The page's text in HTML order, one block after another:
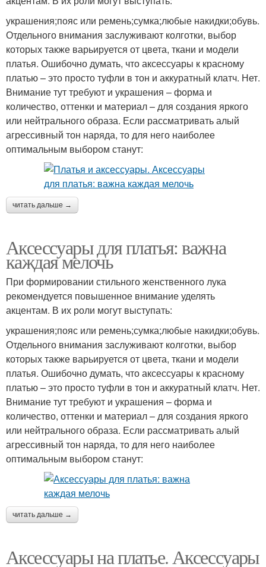
украшения;пояс или ремень;сумка;любые накидки;обувь.
Отдельного внимания заслуживают колготки, выбор
которых также варьируется от цвета, ткани и модели
платья. Ошибочно думать, что аксессуары к красному
платью – это просто туфли в тон и аккуратный клатч. Нет.
Внимание тут требуют и украшения – форма и
количество, оттенки и материал – для создания яркого
или нейтрального образа. Если рассматривать алый
агрессивный тон наряда, то для него наиболее
оптимальным выбором станут:
читать дальше →
Аксессуары для платья: важна
каждая мелочь
При формировании стильного женственного лука
рекомендуется повышенное внимание уделять
акцентам. В их роли могут выступать:
украшения;пояс или ремень;сумка;любые накидки;обувь.
Отдельного внимания заслуживают колготки, выбор
которых также варьируется от цвета, ткани и модели
платья. Ошибочно думать, что аксессуары к красному
платью – это просто туфли в тон и аккуратный клатч. Нет.
Внимание тут требуют и украшения – форма и
количество, оттенки и материал – для создания яркого
или нейтрального образа. Если рассматривать алый
агрессивный тон наряда, то для него наиболее
оптимальным выбором станут:
читать дальше →
Аксессуары на платье. Аксессуары